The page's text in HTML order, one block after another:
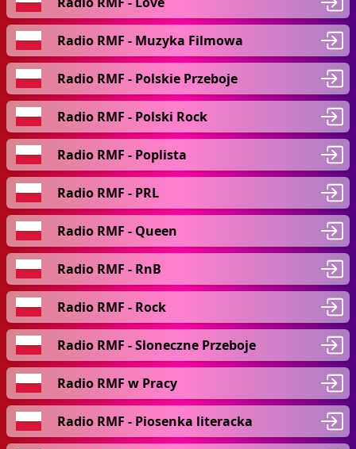
Radio RMF - Muzyka Filmowa
Radio RMF - Polskie Przeboje
Radio RMF - Polski Rock
Radio RMF - Poplista
Radio RMF - PRL
Radio RMF - Queen
Radio RMF - RnB
Radio RMF - Rock
Radio RMF - Sloneczne Przeboje
Radio RMF w Pracy
Radio RMF - Piosenka literacka